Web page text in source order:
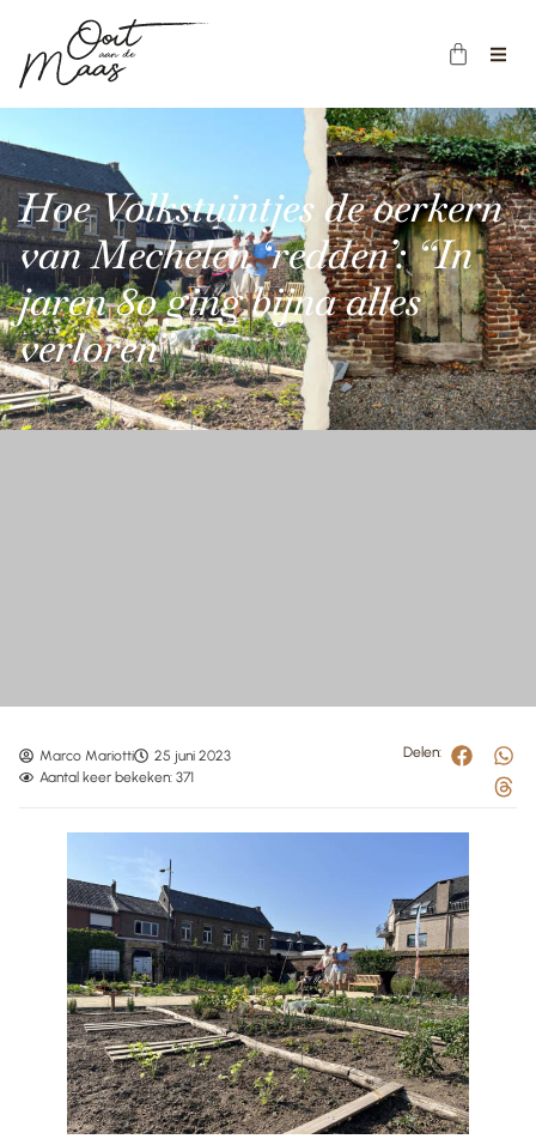
Hoe Volkstuintjes de oerkern
van Mechelen ‘redden’: “In
jaren 80 ging bijna alles
verloren”
Marco Mariotti
25 juni 2023
Aantal keer bekeken: 371
Delen: